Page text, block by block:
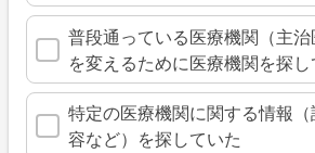
普段通っている医療機関（主治
を変えるために医療機関を探し
特定の医療機関に関する情報
容など）を探していた